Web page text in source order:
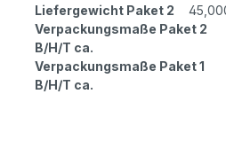
Liefergewicht Paket 2
Verpackungsmaße Paket 2
B/H/T ca.
Verpackungsmaße Paket 1
B/H/T ca.